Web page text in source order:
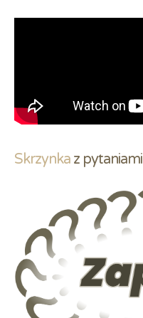
Skrzynka z pytaniami